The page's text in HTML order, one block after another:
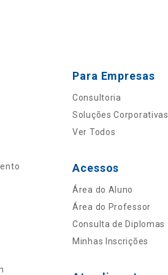
Para Empresas
Consultoria
Soluções Corporativas
Ver Todos
Acessos
Área do Aluno
Área do Professor
Consulta de Diplomas
Minhas Inscrições